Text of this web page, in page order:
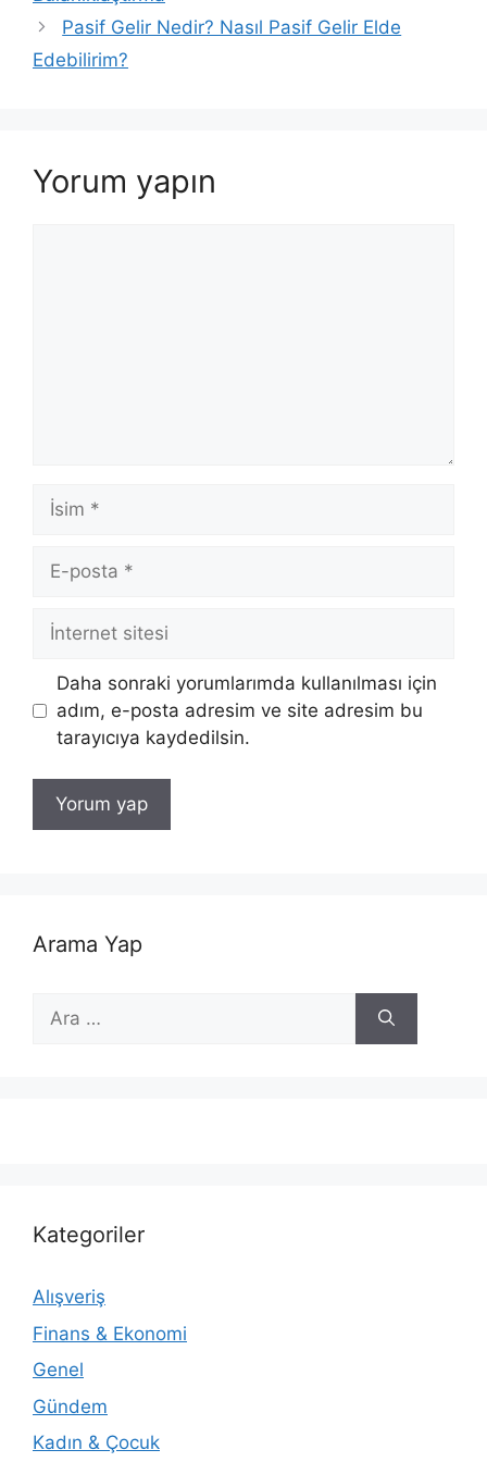
Pasif Gelir Nedir? Nasıl Pasif Gelir Elde
Edebilirim?
Yorum yapın
İsim
posta
İnternet
sitesi
Daha sonraki yorumlarımda kullanılması için
adım, e-posta adresim ve site adresim bu
tarayıcıya kaydedilsin.
Arama Yap
için
Kategoriler
Alışveriş
Finans & Ekonomi
Genel
Gündem
Kadın & Çocuk